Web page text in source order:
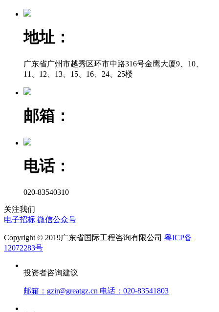
地址：
广东省广州市越秀区环市中路316号金鹰大厦9、10、
11、12、13、15、16、24、25楼
邮箱：
电话：
020-83540310
关注我们
电子招标 微信公众号
Copyright © 2019广东省国际工程咨询有限公司 粤ICP备
12072283号
投资者咨询建议
邮箱：gzir@greatgz.cn 电话：020-83541803